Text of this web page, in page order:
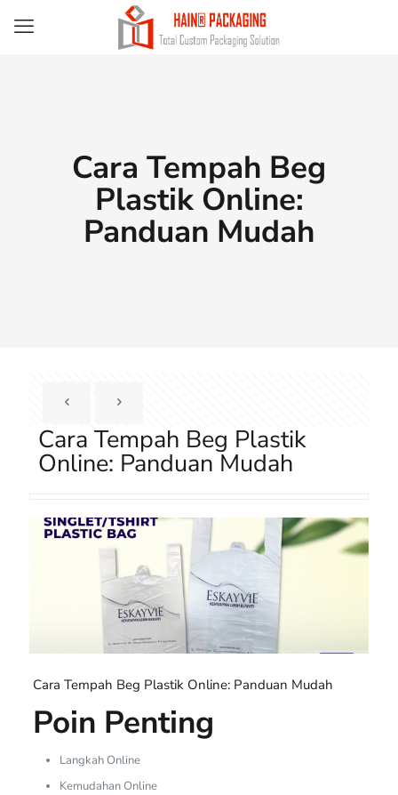
Cara Tempah Beg
Plastik Online:
Panduan Mudah
Cara Tempah Beg Plastik
Online: Panduan Mudah
Cara Tempah Beg Plastik Online: Panduan Mudah
Poin Penting
Langkah Online
Kemudahan Online